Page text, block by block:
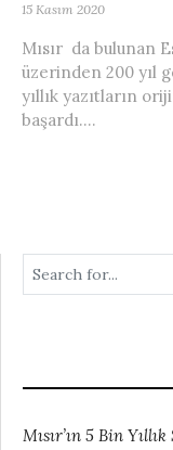
15 Kasım 2020
Mısır da bulunan
üzerinden 200 yıl
yıllık yazıtların
başardı....
Mısır’ın 5 Bin